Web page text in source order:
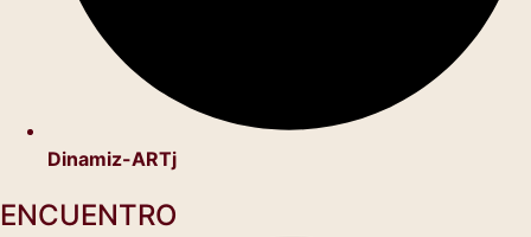
Dinamiz-ARTj
ENCUENTRO